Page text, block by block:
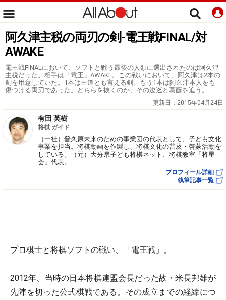
阿久津主税の両刃の剣-電王戦FINAL/対
AWAKE
電王戦FINALにおいて、ソフトと戦う最後の人類に選出されたのは阿久津
主税だった。相手は「電王」AWAKE。この戦いにおいて、阿久津は2本の
剣を用意していた。1本は王道とも言える剣。もう1本は阿久津本人をも
傷つける両刃であった。どちらを抜くのか、その逡巡と葛藤を追う。
更新日： 2015年04月24日
有田 英樹
将棋 ガイド
（一社）普久原未来のための事業団の代表として、子ども文化
事業を担当。将棋動画を作製し、将棋文化の普及・啓蒙活動を
している。（元）大分県子ども将棋ネット、将棋教室「将星
会」代表。
プロフィール詳細
執筆記事一覧
プロ棋士と将棋ソフトの戦い、「電王戦」。
2012年、当時の日本将棋連盟会長だった故・米長邦雄が
先陣を切った公式棋戦である。その成立までの経緯につ